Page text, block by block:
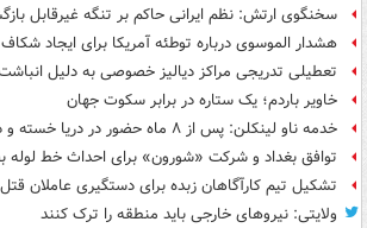
سخنگوی ارتش: نظم ایرانی حاکم بر تنگه غیرقابل
هشدار الموسوی درباره توطئه آمریکا برای ایجاد
تعطیلی تدریجی مراکز دیالیز خصوصی به دلیل
خاویر باردم؛ یک ستاره در برابر سکوت جهان
خدمه ناو لینکلن: پس از ۸ ماه حضور در دریا خسته و درمانده‌ شدیم
توافق بغداد و شرکت «شورون» برای احداث خط لوله
تشکیل تیم کارآگاهان زبده برای دستگیری عاملان
ولایتی: نیروهای خارجی باید منطقه را ترک کنند